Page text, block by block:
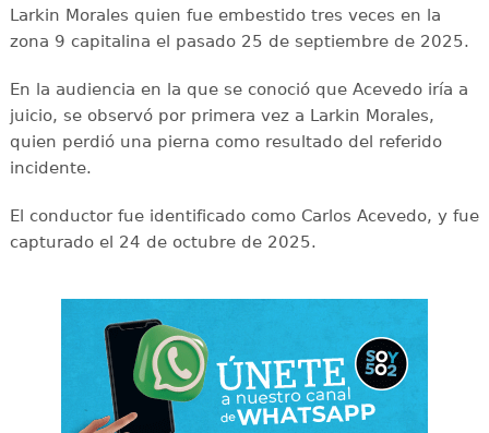
Larkin Morales quien fue embestido tres veces en la
zona 9 capitalina el pasado 25 de septiembre de 2025.
En la audiencia en la que se conoció que Acevedo iría a
juicio, se observó por primera vez a Larkin Morales,
quien perdió una pierna como resultado del referido
incidente.
El conductor fue identificado como Carlos Acevedo, y fue
capturado el 24 de octubre de 2025.